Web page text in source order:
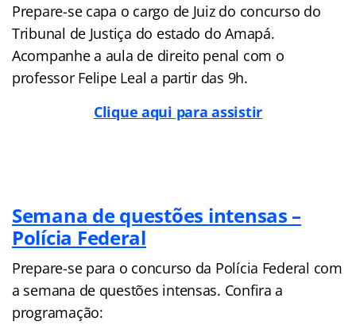
Prepare-se capa o cargo de Juiz do concurso do
Tribunal de Justiça do estado do Amapá.
Acompanhe a aula de direito penal com o
professor Felipe Leal a partir das 9h.
Clique aqui para assistir
Semana de questões intensas –
Polícia Federal
Prepare-se para o concurso da Polícia Federal com
a semana de questões intensas. Confira a
programação: